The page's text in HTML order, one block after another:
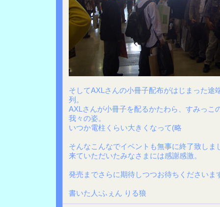
そしてAXLさんの小冊子配布がはじまった途
列。
AXLさんが小冊子を配るかたわら、すみっこ
我々の姿。
いつか電柱くらい大きくなって(略
そんなこんなでイベントも無事に終了致しま
来ていただいたみなさまには感謝感激。
発売までさらに期待しつつお待ちくださいま
書いた人:ふぇん りる狼